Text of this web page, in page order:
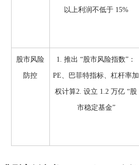
以上利润不低于 15%
股市风险
防控
1. 推出 “股市风险指数”：
PE、巴菲特指标、杠杆率加
权计算2. 设立 1.2 万亿 “股
市稳定基金”